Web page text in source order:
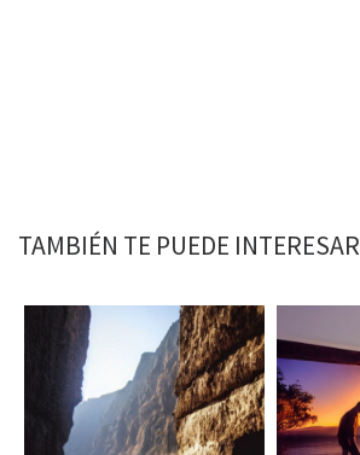
TAMBIÉN TE PUEDE INTERESAR